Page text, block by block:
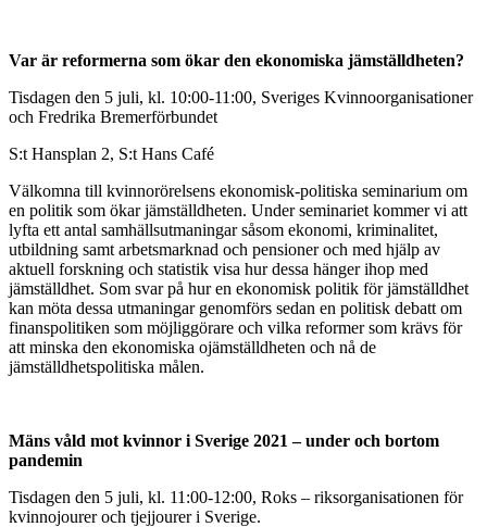
Var är reformerna som ökar den ekonomiska jämställdheten?
Tisdagen den 5 juli, kl. 10:00-11:00, Sveriges Kvinnoorganisationer
och Fredrika Bremerförbundet
S:t Hansplan 2, S:t Hans Café
Välkomna till kvinnorörelsens ekonomisk-politiska seminarium om
en politik som ökar jämställdheten. Under seminariet kommer vi att
lyfta ett antal samhällsutmaningar såsom ekonomi, kriminalitet,
utbildning samt arbetsmarknad och pensioner och med hjälp av
aktuell forskning och statistik visa hur dessa hänger ihop med
jämställdhet. Som svar på hur en ekonomisk politik för jämställdhet
kan möta dessa utmaningar genomförs sedan en politisk debatt om
finanspolitiken som möjliggörare och vilka reformer som krävs för
att minska den ekonomiska ojämställdheten och nå de
jämställdhetspolitiska målen.
Mäns våld mot kvinnor i Sverige 2021 – under och bortom
pandemin
Tisdagen den 5 juli, kl. 11:00-12:00, Roks – riksorganisationen för
kvinnojourer och tjejjourer i Sverige.